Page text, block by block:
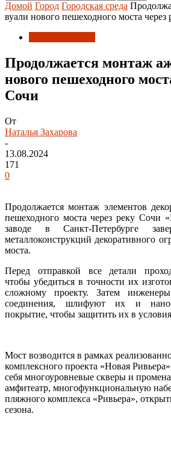
Домой Город Городская среда
вуали нового пешеходного моста через
Продолжается монтаж
нового пешеходного
Сочи
От
Наталья Захарова
-
13.08.2024
171
0
Продолжается монтаж элементов
пешеходного моста через реку Сочи
заводе в Санкт-Петербурге
металлоконструкций декоративного
моста.
Перед отправкой все детали
чтобы убедиться в точности их
сложному проекту. Затем
соединения, шлифуют их и
покрытие, чтобы защитить их в
Мост возводится в рамках
комплексного проекта «Новая
себя многоуровневые скверы и
амфитеатр, многофункциональную
пляжного комплекса «Ривьера»,
сезона.